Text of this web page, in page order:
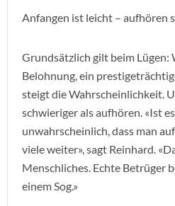
Anfangen ist leicht – aufhören
Grundsätzlich gilt beim Lügen:
Belohnung, ein
steigt die Wahrscheinlichkeit.
schwieriger als aufhören. «Ist es
unwahrscheinlich, dass man
viele weiter», sagt Reinhard.
Menschliches. Echte Betrüger
einem Sog.»